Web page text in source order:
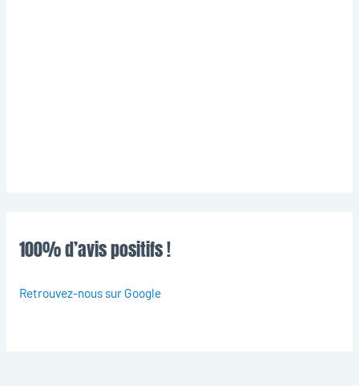
100% d’avis positifs !
Retrouvez-nous sur Google